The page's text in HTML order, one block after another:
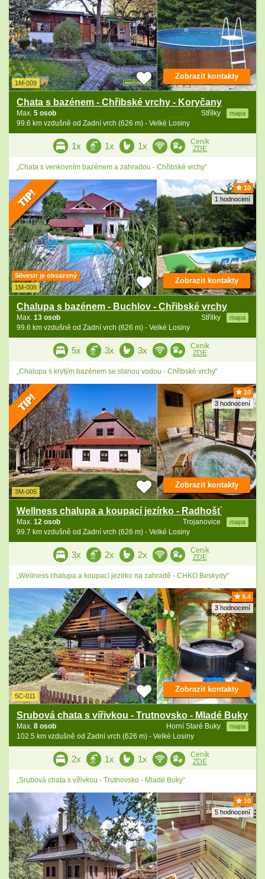
1M-009
Chata s bazénem - Chřibské vrchy - Koryčany
Střílky mapa
Max. 5 osob
99.6 km vzdušně od Zadní vrch (626 m) - Velké Losiny
Zobrazit kontakty
1x 1x 1x
Ceník
ZDE
„Chata s venkovním bazénem a zahradou - Chřibské vrchy“
10
1 hodnocení
Silvestr je obsazený
1M-008
Chalupa s bazénem - Buchlov - Chřibské vrchy
Střílky mapa
Max. 13 osob
99.6 km vzdušně od Zadní vrch (626 m) - Velké Losiny
Zobrazit kontakty
5x 3x 3x
Ceník
ZDE
„Chalupa s krytým bazénem se slanou vodou - Chřibské vrchy“
10
3 hodnocení
3M-005
Wellness chalupa a koupací jezírko - Radhošť
Trojanovice mapa
Max. 12 osob
99.7 km vzdušně od Zadní vrch (626 m) - Velké Losiny
Zobrazit kontakty
3x 2x 2x
Ceník
ZDE
„Wellness chalupa a koupací jezírko na zahradě - CHKO Beskydy“
9.4
3 hodnocení
5C-011
Srubová chata s vířivkou - Trutnovsko - Mladé Buky
Horní Staré Buky mapa
Max. 8 osob
102.5 km vzdušně od Zadní vrch (626 m) - Velké Losiny
Zobrazit kontakty
2x 1x 1x
Ceník
ZDE
„Srubová chata s vířivkou - Trutnovsko - Mladé Buky“
10
5 hodnocení